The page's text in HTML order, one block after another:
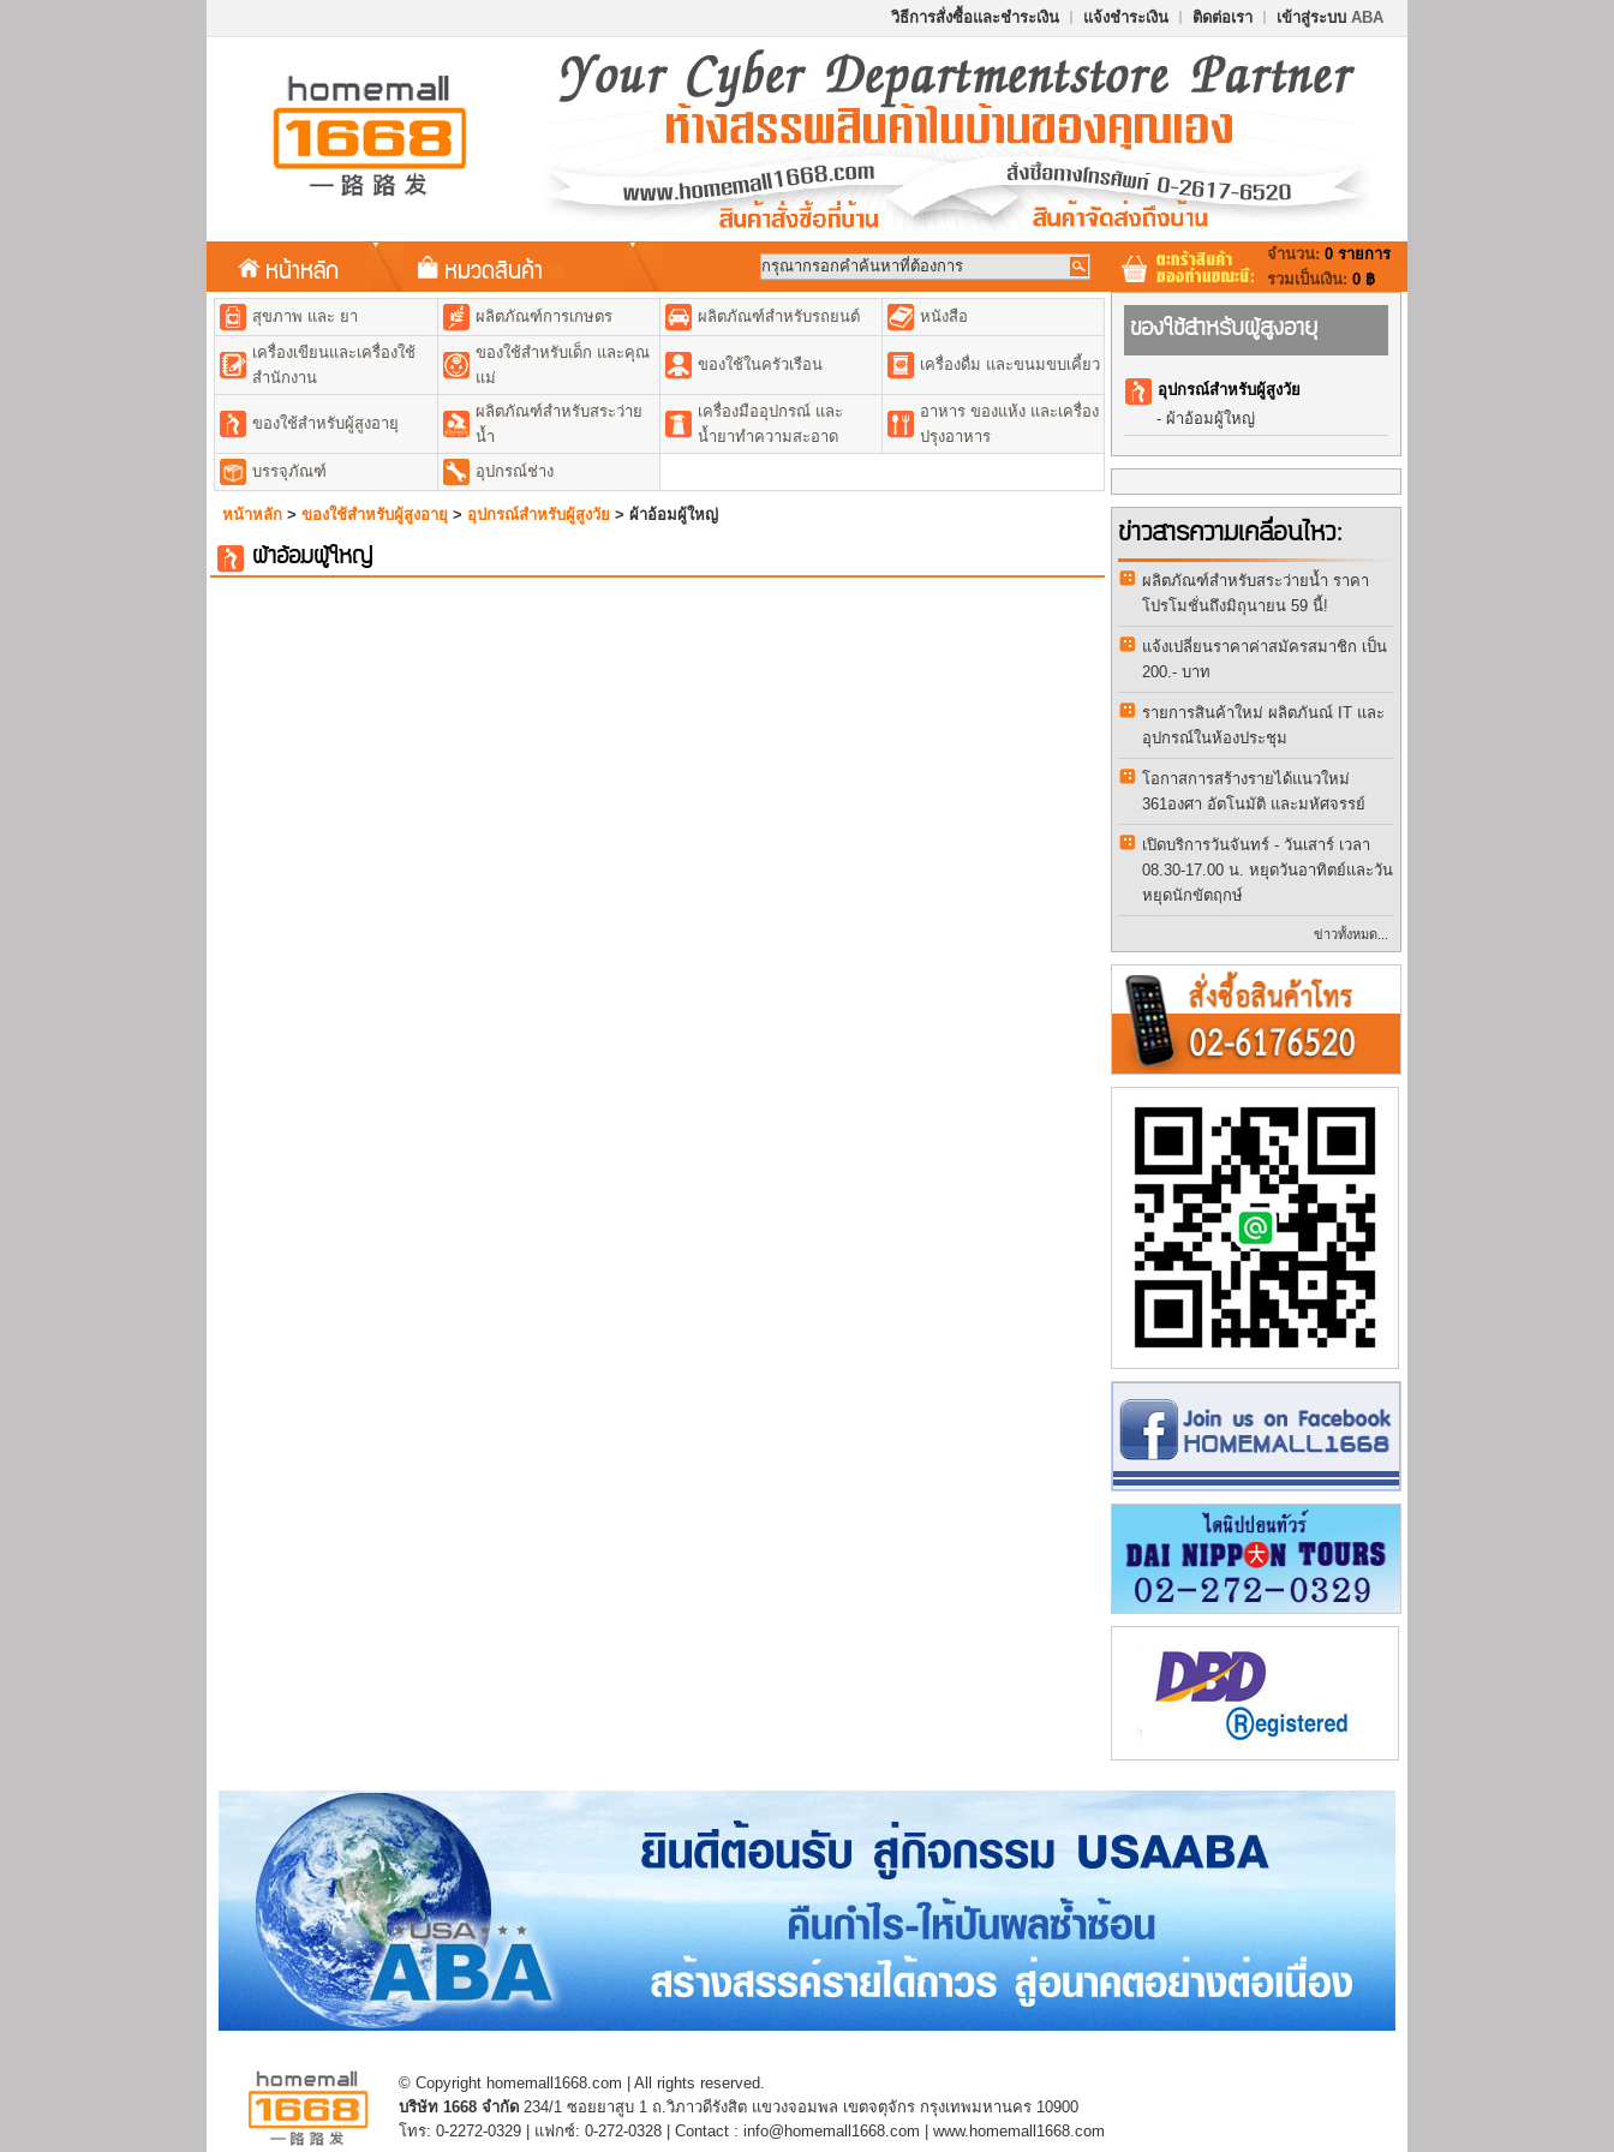
วิธีการสั่งซื้อและชำระเงิน แจ้งชำระเงิน ติดต่อเรา เข้าสู่ระบบ ABA
หน้าหลัก หมวดสินค้า จำนวน: 0 รายการ
รวมเป็นเงิน: 0 ฿
สุขภาพ และ ยา ผลิตภัณฑ์การเกษตร ผลิตภัณฑ์สำหรับรถยนต์
หนังสือ
เครื่องเขียนและเครื่องใช้
สำนักงาน
ของใช้สำหรับเด็ก และคุณ
แม่
ของใช้ในครัวเรือน เครื่องดื่ม และขนมขบเคี้ยว
ของใช้สำหรับผู้สูงอายุ
ผลิตภัณฑ์สำหรับสระว่าย
น้ำ
เครื่องมืออุปกรณ์ และ
น้ำยาทำความสะอาด
อาหาร ของแห้ง และเครื่อง
ปรุงอาหาร
บรรจุภัณฑ์
อุปกรณ์ช่าง
หน้าหลัก > ของใช้สำหรับผู้สูงอายุ > อุปกรณ์สำหรับผู้สูงวัย > ผ้าอ้อมผู้ใหญ่
ผ้าอ้อมผู้ใหญ่
ของใช้สำหรับผู้สูงอายุ
อุปกรณ์สำหรับผู้สูงวัย
- ผ้าอ้อมผู้ใหญ่
ข่าวสารความเคลื่อนไหว:
ผลิตภัณฑ์สำหรับสระว่ายน้ำ ราคา
โปรโมชั่นถึงมิถุนายน 59 นี้!
แจ้งเปลี่ยนราคาค่าสมัครสมาชิก เป็น
200.- บาท
รายการสินค้าใหม่ ผลิตภันณ์ IT และ
อุปกรณ์ในห้องประชุม
โอกาสการสร้างรายได้แนวใหม่
361องศา อัตโนมัติ และมหัศจรรย์
เปิดบริการวันจันทร์ - วันเสาร์ เวลา
08.30-17.00 น. หยุดวันอาทิตย์และวัน
หยุดนักขัตฤกษ์
ข่าวทั้งหมด...
© Copyright homemall1668.com | All rights reserved.
บริษัท 1668 จำกัด234/1 ซอยยาสูบ 1 ถ.วิภาวดีรังสิต แขวงจอมพล เขตจตุจักร กรุงเทพมหานคร 10900
โทร: 0-2272-0329 | แฟกซ์: 0-272-0328 | Contact : info@homemall1668.com | www.homemall1668.com